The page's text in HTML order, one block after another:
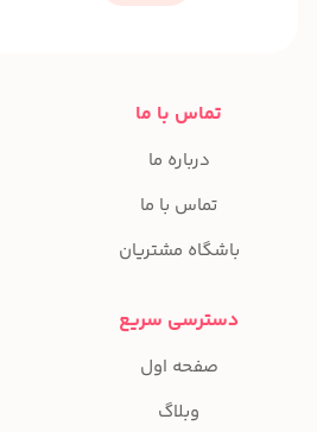
تماس با ما
درباره ما
تماس با ما
باشگاه مشتریان
دسترسی سریع
صفحه اول
وبلاگ